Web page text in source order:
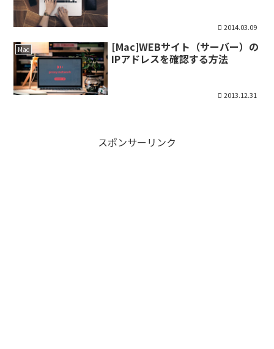
2014.03.09
Mac
[Mac]WEBサイト（サーバー）の
IPアドレスを確認する方法
2013.12.31
スポンサーリンク